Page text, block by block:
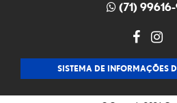
(71) 99616-
SISTEMA DE INFORMAÇÕES